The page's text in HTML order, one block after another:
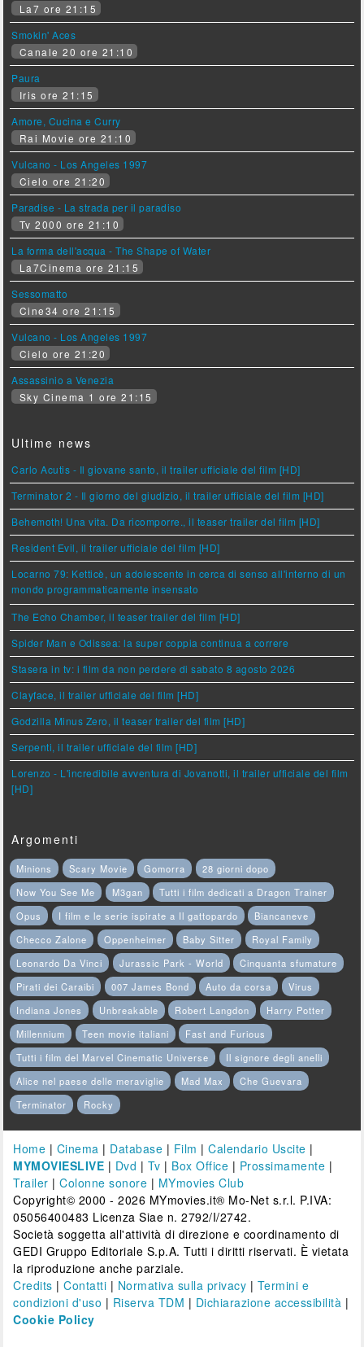
La7 ore 21:15
Smokin' Aces
Canale 20 ore 21:10
Paura
Iris ore 21:15
Amore, Cucina e Curry
Rai Movie ore 21:10
Vulcano - Los Angeles 1997
Cielo ore 21:20
Paradise - La strada per il paradiso
Tv 2000 ore 21:10
La forma dell'acqua - The Shape of Water
La7Cinema ore 21:15
Sessomatto
Cine34 ore 21:15
Vulcano - Los Angeles 1997
Cielo ore 21:20
Assassinio a Venezia
Sky Cinema 1 ore 21:15
Ultime news
Carlo Acutis - Il giovane santo, il trailer ufficiale del film [HD]
Terminator 2 - Il giorno del giudizio, il trailer ufficiale del film [HD]
Behemoth! Una vita. Da ricomporre., il teaser trailer del film [HD]
Resident Evil, il trailer ufficiale del film [HD]
Locarno 79: Ketticè, un adolescente in cerca di senso all'interno di un
mondo programmaticamente insensato
The Echo Chamber, il teaser trailer del film [HD]
Spider Man e Odissea: la super coppia continua a correre
Stasera in tv: i film da non perdere di sabato 8 agosto 2026
Clayface, il trailer ufficiale del film [HD]
Godzilla Minus Zero, il teaser trailer del film [HD]
Serpenti, il trailer ufficiale del film [HD]
Lorenzo - L'incredibile avventura di Jovanotti, il trailer ufficiale del film
[HD]
Argomenti
Minions Scary Movie Gomorra
28 giorni dopo
Now You See Me
M3gan
Tutti i film dedicati a Dragon Trainer
Opus
I film e le serie ispirate a Il gattopardo
Biancaneve
Checco Zalone
Oppenheimer Baby Sitter
Royal Family
Leonardo Da Vinci
Jurassic Park - World
Cinquanta sfumature
Pirati dei Caraibi
007 James Bond Auto da corsa
Virus
Indiana Jones
Unbreakable Robert Langdon
Harry Potter
Millennium
Teen movie italiani
Fast and Furious
Tutti i film del Marvel Cinematic Universe
Il signore degli anelli
Alice nel paese delle meraviglie
Mad Max
Che Guevara
Terminator
Rocky
Home | Cinema | Database | Film |Calendario Uscite |
MYMOVIESLIVE | Dvd | Tv | Box Office | Prossimamente |
Trailer |Colonne sonore | MYmovies Club
Copyright© 2000 - 2026 MYmovies.it® Mo-Net s.r.l. P.IVA:
05056400483 Licenza Siae n. 2792/I/2742.
Società soggetta all'attività di direzione e coordinamento di
GEDI Gruppo Editoriale S.p.A. Tutti i diritti riservati. È vietata
la riproduzione anche parziale.
Credits |Contatti | Normativa sulla privacy | Termini e
condizioni d'uso | Riserva TDM | Dichiarazione accessibilità |
Cookie Policy